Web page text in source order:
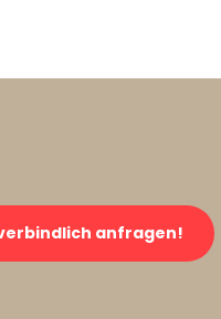
anfragen!